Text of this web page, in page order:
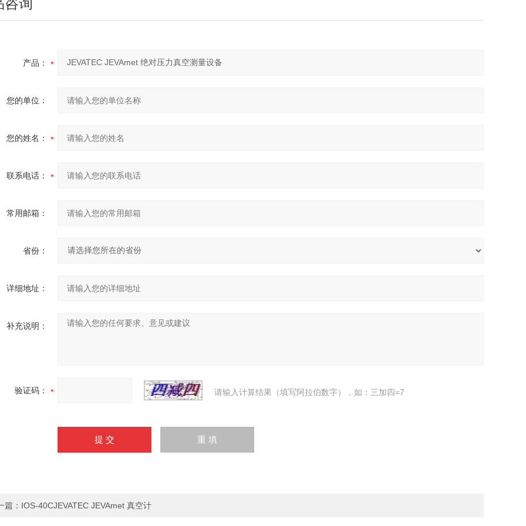
询
产品：
您的单位：
您的姓名：
联系电话：
常用邮箱：
省份：
详细地址：
补充说明：
验证码： 请输入计算结果（填写阿拉伯数字），如：三加四=7
篇： IOS-40CJEVATEC JEVAmet 真空计